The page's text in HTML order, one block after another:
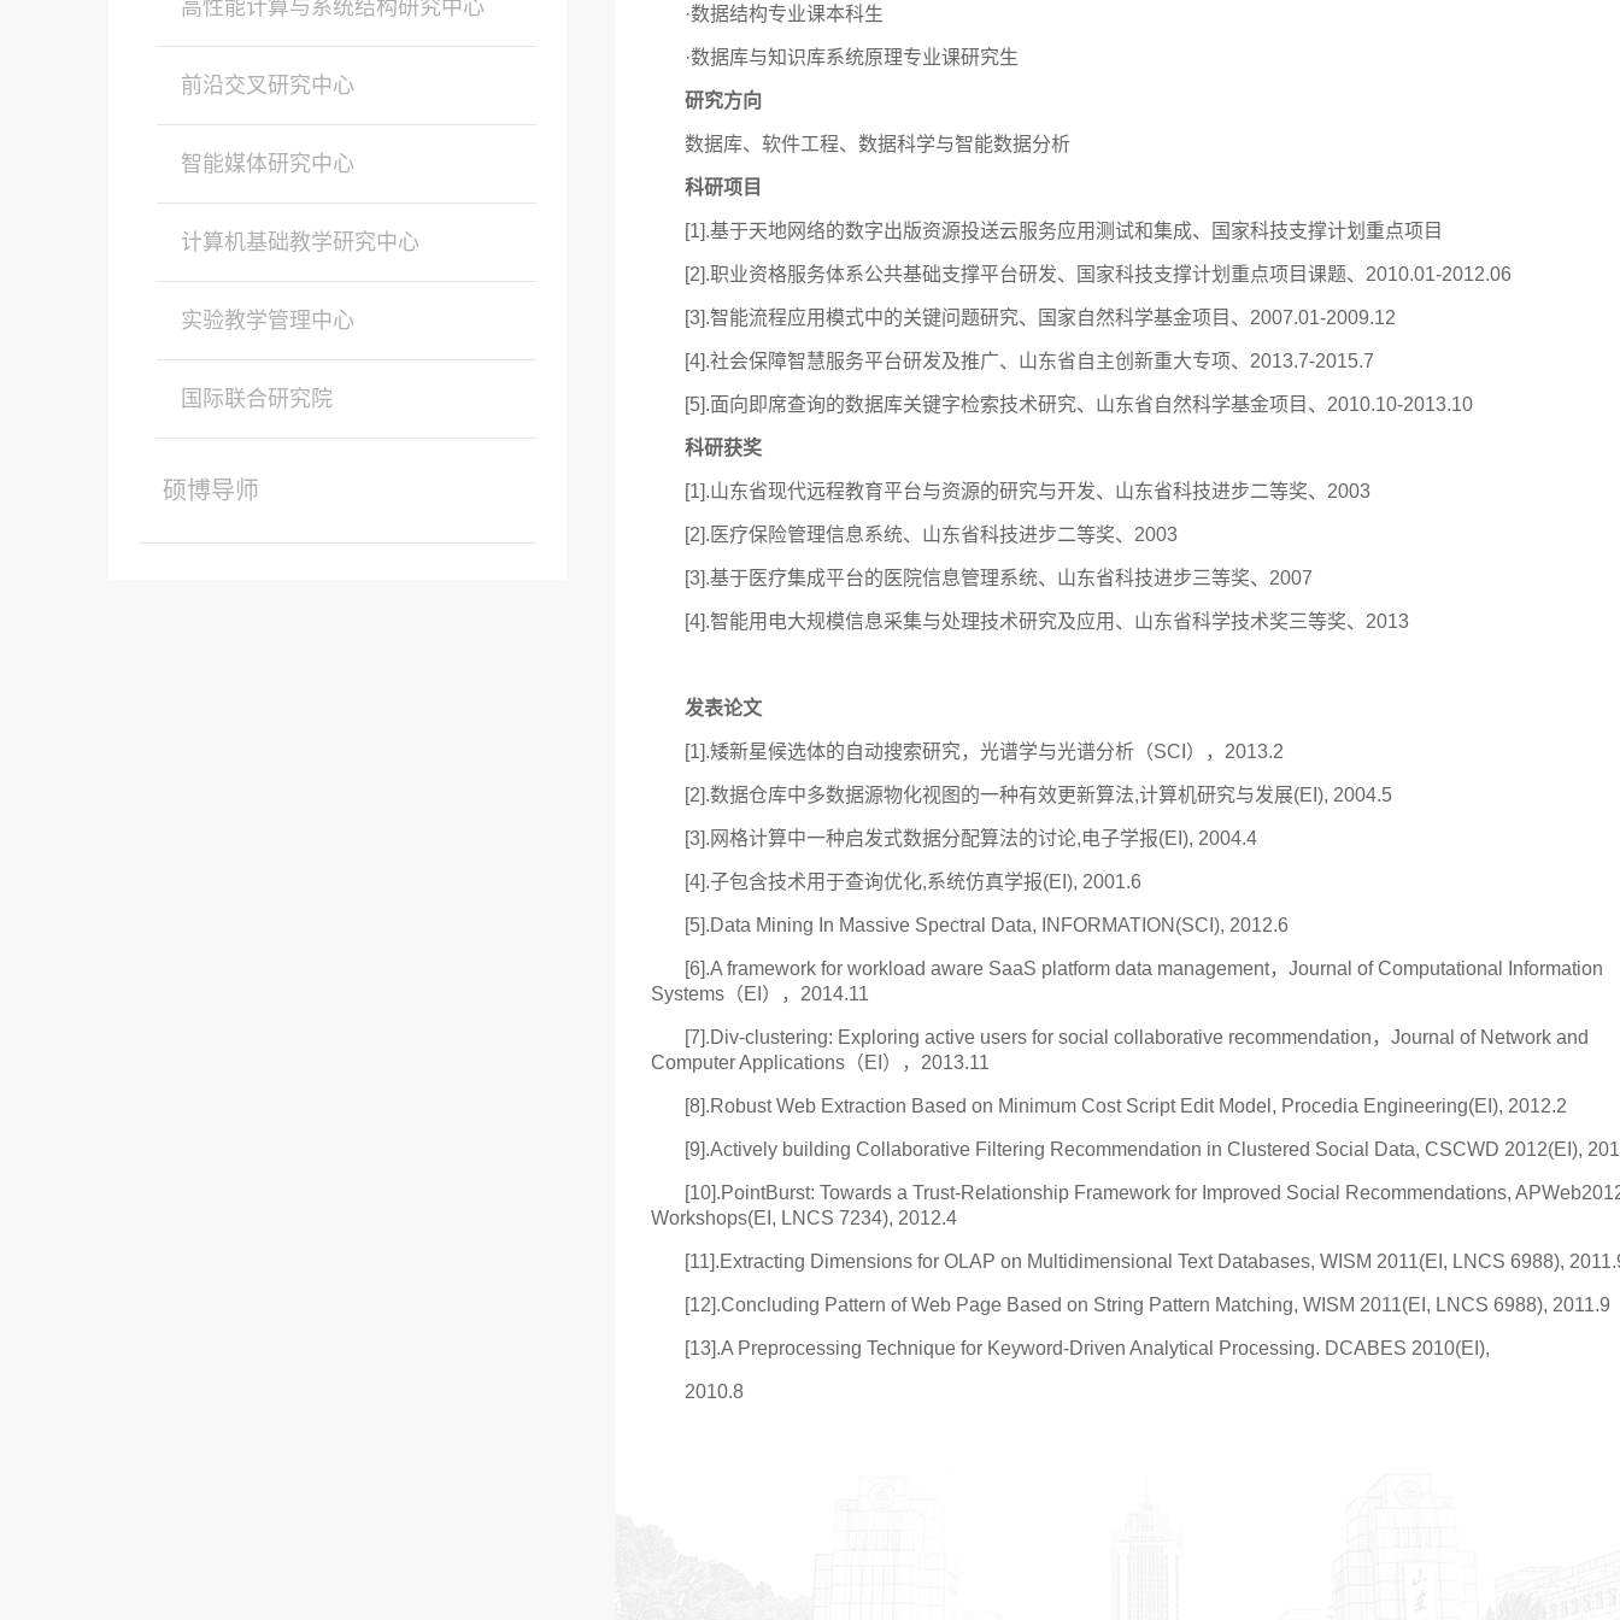
高性能计算与系统结构研究中心
前沿交叉研究中心
智能媒体研究中心
计算机基础教学研究中心
实验教学管理中心
国际联合研究院
硕博导师
·数据结构专业课本科生
·数据库与知识库系统原理专业课研究生
研究方向
数据库、软件工程、数据科学与智能数据分析
科研项目
[1].基于天地网络的数字出版资源投送云服务应用测试和集成、国家科技支撑计划重点项目
[2].职业资格服务体系公共基础支撑平台研发、国家科技支撑计划重点项目课题、2010.01-2012.06
[3].智能流程应用模式中的关键问题研究、国家自然科学基金项目、2007.01-2009.12
[4].社会保障智慧服务平台研发及推广、山东省自主创新重大专项、2013.7-2015.7
[5].面向即席查询的数据库关键字检索技术研究、山东省自然科学基金项目、2010.10-2013.10
科研获奖
[1].山东省现代远程教育平台与资源的研究与开发、山东省科技进步二等奖、2003
[2].医疗保险管理信息系统、山东省科技进步二等奖、2003
[3].基于医疗集成平台的医院信息管理系统、山东省科技进步三等奖、2007
[4].智能用电大规模信息采集与处理技术研究及应用、山东省科学技术奖三等奖、2013
发表论文
[1].矮新星候选体的自动搜索研究，光谱学与光谱分析（SCI），2013.2
[2].数据仓库中多数据源物化视图的一种有效更新算法,计算机研究与发展(EI), 2004.5
[3].网格计算中一种启发式数据分配算法的讨论,电子学报(EI), 2004.4
[4].子包含技术用于查询优化,系统仿真学报(EI), 2001.6
[5].Data Mining In Massive Spectral Data, INFORMATION(SCI), 2012.6
[6].A framework for workload aware SaaS platform data management，Journal of Computational Information
Systems（EI），2014.11
[7].Div-clustering: Exploring active users for social collaborative recommendation，Journal of Network and
Computer Applications（EI），2013.11
[8].Robust Web Extraction Based on Minimum Cost Script Edit Model, Procedia Engineering(EI), 2012.2
[9].Actively building Collaborative Filtering Recommendation in Clustered Social Data, CSCWD 2012(EI),
[10].PointBurst: Towards a Trust-Relationship Framework for Improved Social Recommendations,
Workshops(EI, LNCS 7234), 2012.4
[11].Extracting Dimensions for OLAP on Multidimensional Text Databases, WISM 2011(EI, LNCS 6988),
[12].Concluding Pattern of Web Page Based on String Pattern Matching, WISM 2011(EI, LNCS 6988), 2011.9
[13].A Preprocessing Technique for Keyword-Driven Analytical Processing. DCABES 2010(EI),
2010.8